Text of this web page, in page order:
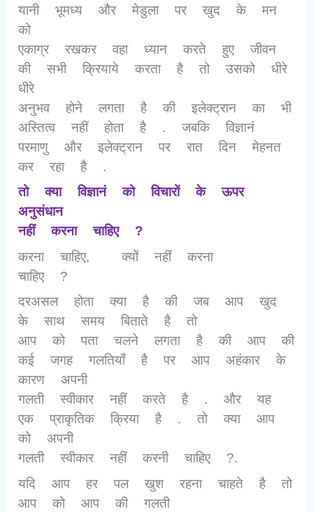
यानी भूमध्य और मेडुला पर खुद के मन
को
एकाग्र रखकर वहा ध्यान करते हुए जीवन
की सभी क्रियाये करता है तो उसको धीरे
धीरे
अनुभव होने लगता है की इलेक्ट्रान का भी
अस्तित्व नहीं होता है . जबकि विज्ञानं
परमाणु और इलेक्ट्रान पर रात दिन मेहनत
कर रहा है .
तो क्या विज्ञानं को विचारों के ऊपर
अनुसंधान
नहीं करना चाहिए ?
करना चाहिए,
क्यों नहीं करना
चाहिए ?
दरअसल होता क्या है की जब आप खुद
के साथ समय बिताते है तो
आप को पता चलने लगता है की आप की
कई जगह गलतियाँ है पर आप अहंकार के
कारण अपनी
गलती स्वीकार नहीं करते है . और यह
एक प्राकृतिक क्रिया है . तो क्या आप
को अपनी
गलती स्वीकार नहीं करनी चाहिए ?.
यदि आप हर पल खुश रहना चाहते है तो
आप को आप की गलती